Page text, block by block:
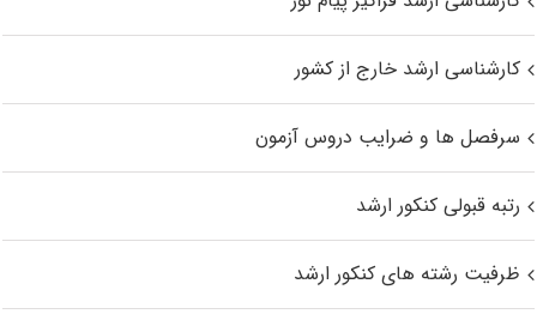
کارشناسی ارشد خارج از کشور
سرفصل ها و ضرایب دروس آزمون
رتبه قبولی کنکور ارشد
ظرفیت رشته های کنکور ارشد